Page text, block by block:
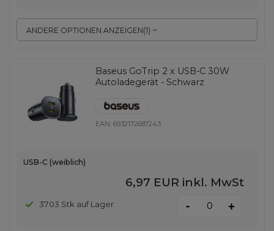
ANDERE OPTIONEN ANZEIGEN(1)
Baseus GoTrip 2 x USB-C 30W
Autoladegerät - Schwarz
EAN:6932172687243
USB-C (weiblich)
6,97 EUR inkl. MwSt
3703 Stk auf Lager - +